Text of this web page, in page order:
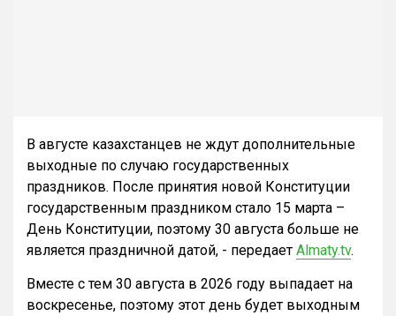
В августе казахстанцев не ждут дополнительные
выходные по случаю государственных
праздников. После принятия новой Конституции
государственным праздником стало 15 марта –
День Конституции, поэтому 30 августа больше не
является праздничной датой, - передает Almaty.tv.
Вместе с тем 30 августа в 2026 году выпадает на
воскресенье, поэтому этот день будет выходным